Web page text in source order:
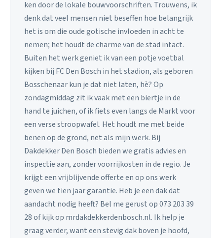
ken door de lokale bouwvoorschriften. Trouwens, ik
denk dat veel mensen niet beseffen hoe belangrijk
het is om die oude gotische invloeden in acht te
nemen; het houdt de charme van de stad intact.
Buiten het werk geniet ik van een potje voetbal
kijken bij FC Den Bosch in het stadion, als geboren
Bosschenaar kun je dat niet laten, hè? Op
zondagmiddag zit ik vaak met een biertje in de
hand te juichen, of ik fiets even langs de Markt voor
een verse stroopwafel. Het houdt me met beide
benen op de grond, net als mijn werk. Bij
Dakdekker Den Bosch bieden we gratis advies en
inspectie aan, zonder voorrijkosten in de regio. Je
krijgt een vrijblijvende offerte en op ons werk
geven we tien jaar garantie. Heb je een dak dat
aandacht nodig heeft? Bel me gerust op 073 203 39
28 of kijk op mrdakdekkerdenbosch.nl. Ik help je
graag verder, want een stevig dak boven je hoofd,